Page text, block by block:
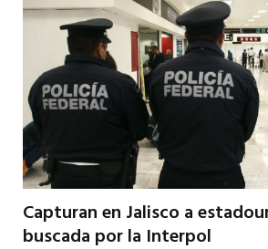
Capturan en Jalisco a
buscada por la Interpol